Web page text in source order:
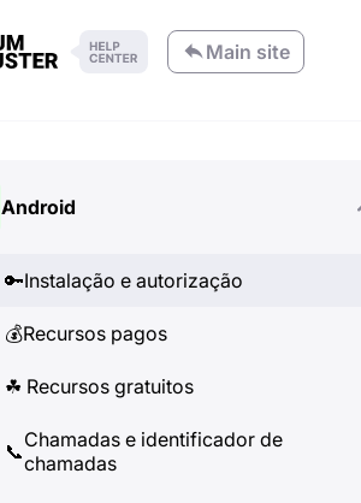
Main site
Android
🔑Instalação e autorização
💰Recursos pagos
☘ ️ Recursos gratuitos
📞Chamadas e identificador de
chamadas